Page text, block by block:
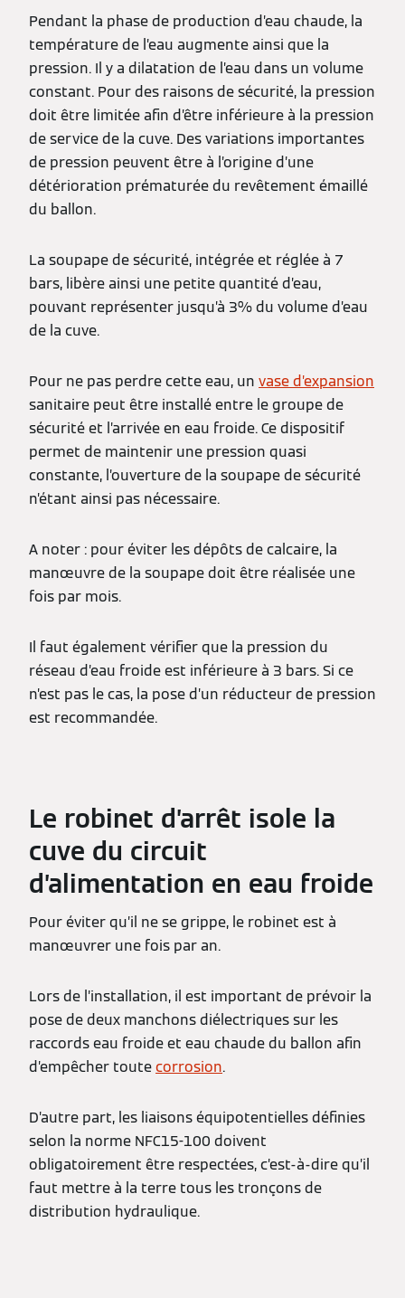
Pendant la phase de production d’eau chaude, la
température de l’eau augmente ainsi que la
pression. Il y a dilatation de l’eau dans un volume
constant. Pour des raisons de sécurité, la pression
doit être limitée afin d’être inférieure à la pression
de service de la cuve. Des variations importantes
de pression peuvent être à l’origine d’une
détérioration prématurée du revêtement émaillé
du ballon.
La soupape de sécurité, intégrée et réglée à 7
bars, libère ainsi une petite quantité d’eau,
pouvant représenter jusqu’à 3% du volume d’eau
de la cuve.
Pour ne pas perdre cette eau, un vase d’expansion
sanitaire peut être installé entre le groupe de
sécurité et l’arrivée en eau froide. Ce dispositif
permet de maintenir une pression quasi
constante, l’ouverture de la soupape de sécurité
n’étant ainsi pas nécessaire.
A noter : pour éviter les dépôts de calcaire, la
manœuvre de la soupape doit être réalisée une
fois par mois.
Il faut également vérifier que la pression du
réseau d’eau froide est inférieure à 3 bars. Si ce
n’est pas le cas, la pose d’un réducteur de pression
est recommandée.
Le robinet d’arrêt isole la
cuve du circuit
d’alimentation en eau froide
Pour éviter qu’il ne se grippe, le robinet est à
manœuvrer une fois par an.
Lors de l’installation, il est important de prévoir la
pose de deux manchons diélectriques sur les
raccords eau froide et eau chaude du ballon afin
d’empêcher toutecorrosion.
D’autre part, les liaisons équipotentielles définies
selon la norme NFC15-100 doivent
obligatoirement être respectées, c’est-à-dire qu’il
faut mettre à la terre tous les tronçons de
distribution hydraulique.